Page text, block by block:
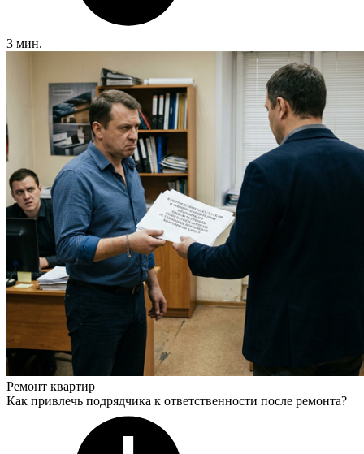
3 мин.
Ремонт квартир
Как привлечь подрядчика к ответственности после ремонта?